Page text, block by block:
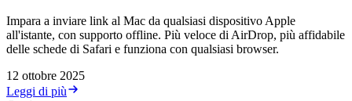
Impara a inviare link al Mac da qualsiasi dispositivo Apple
all'istante, con supporto offline. Più veloce di AirDrop, più affidabile
delle schede di Safari e funziona con qualsiasi browser.
12 ottobre 2025
Leggi di più